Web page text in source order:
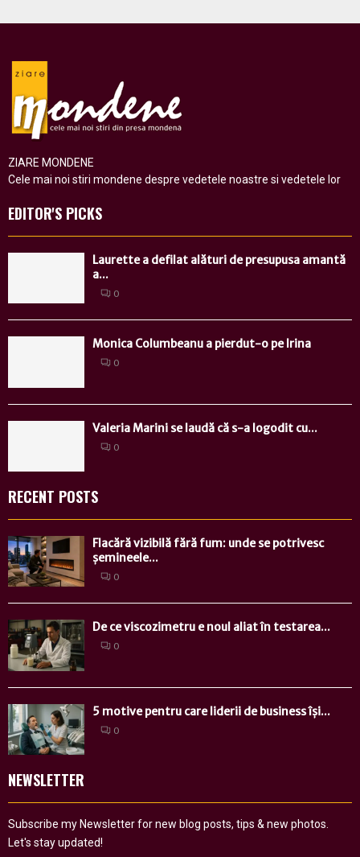
ZIARE MONDENE
Cele mai noi stiri mondene despre vedetele noastre si vedetele lor
EDITOR'S PICKS
Laurette a defilat alături de presupusa amantă
a...
0
Monica Columbeanu a pierdut-o pe Irina
0
Valeria Marini se laudă că s-a logodit cu...
0
RECENT POSTS
Flacără vizibilă fără fum: unde se potrivesc
șemineele...
0
De ce viscozimetru e noul aliat în testarea...
0
5 motive pentru care liderii de business își...
0
NEWSLETTER
Subscribe my Newsletter for new blog posts, tips & new photos.
Let's stay updated!